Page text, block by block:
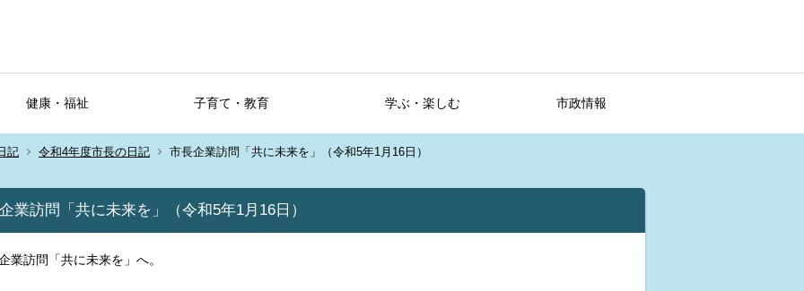
健康・福祉 子育て・教育 学ぶ・楽しむ 市政情報
記 令和4年度市長の日記 市長企業訪問「共に未来を」（令和5年1月16日）
業訪問「共に未来を」（令和5年1月16日）
業訪問「共に未来を」へ。